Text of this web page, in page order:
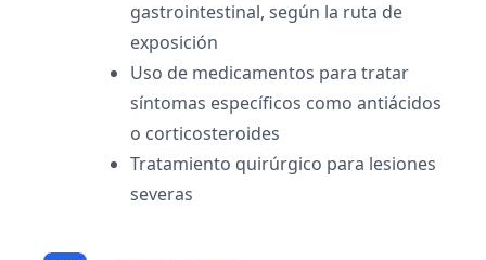
gastrointestinal, según la ruta de
exposición
Uso de medicamentos para tratar
síntomas específicos como antiácidos
o corticosteroides
Tratamiento quirúrgico para lesiones
severas